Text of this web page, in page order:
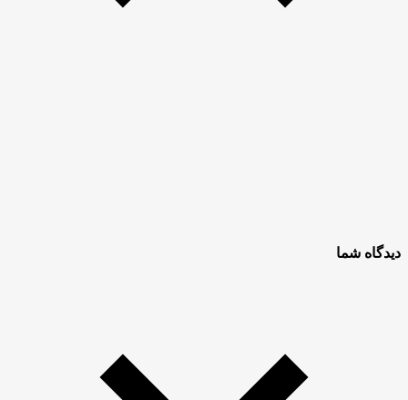
دیدگاه شما